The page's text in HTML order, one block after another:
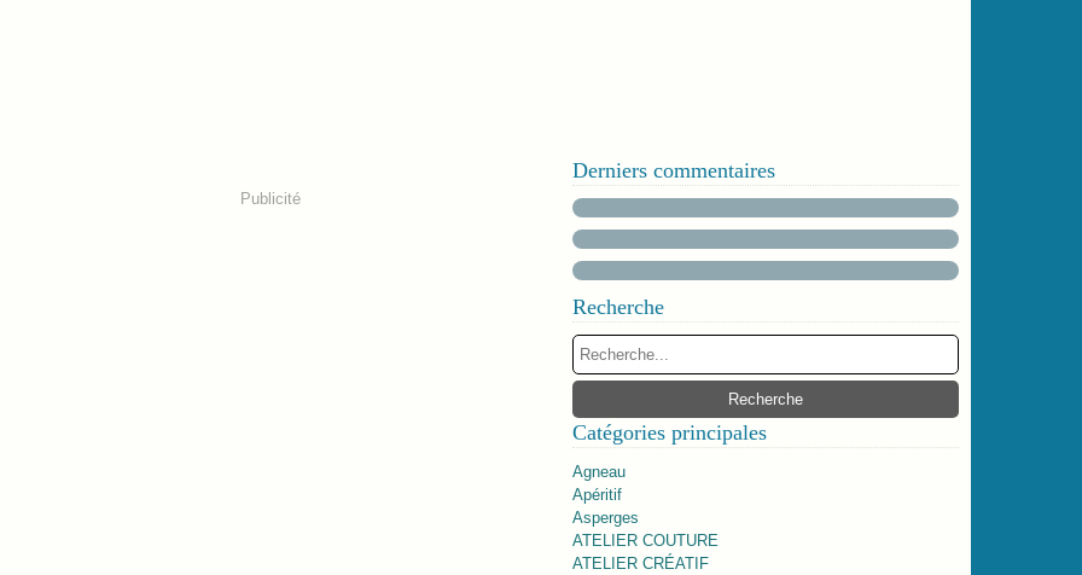
Publicité
Derniers commentaires
Recherche
Catégories principales
Agneau
Apéritif
Asperges
ATELIER COUTURE
ATELIER CRÉATIF